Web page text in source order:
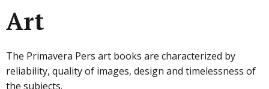
Art
The Primavera Pers art books are characterized by
reliability, quality of images, design and timelessness of
the subjects.